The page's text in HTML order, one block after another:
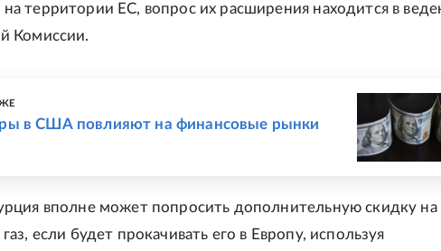
территории ЕС, вопрос их расширения находится в
Комиссии.
в США повлияют на финансовые рынки
вполне может попросить дополнительную скидку на
если будет прокачивать его в Европу, используя